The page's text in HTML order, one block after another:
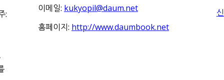
:
이메일: kukyopil@daum.net
홈페이지: http://www.daumbook.net